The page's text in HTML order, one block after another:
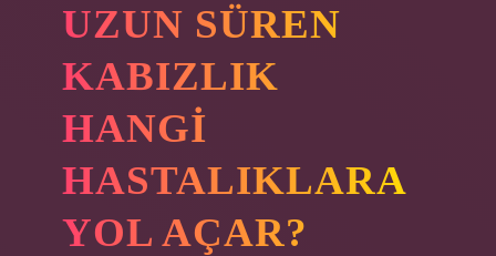
UZUN SÜREN
KABIZLIK
HANGI
HASTALIKLARA
YOL AÇAR?